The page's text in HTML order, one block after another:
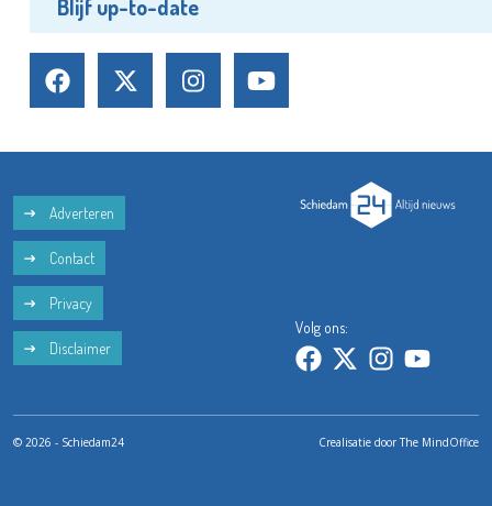
Blijf up-to-date
Adverteren
Contact
Privacy
Disclaimer
Volg ons:
© 2026 - Schiedam24 Crealisatie doorThe MindOffice